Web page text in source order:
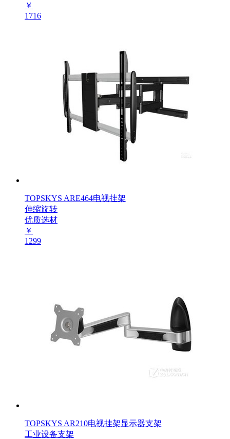
￥
1716
TOPSKYS ARE464电视挂架
伸缩旋转
优质选材
￥
1299
TOPSKYS AR210电视挂架显示器支架
工业设备支架